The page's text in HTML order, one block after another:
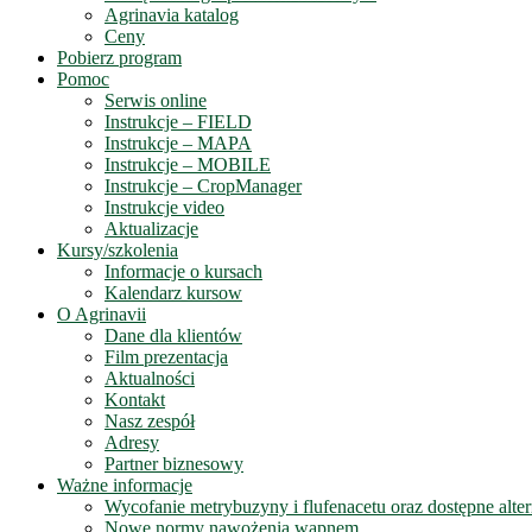
Agrinavia katalog
Ceny
Pobierz program
Pomoc
Serwis online
Instrukcje – FIELD
Instrukcje – MAPA
Instrukcje – MOBILE
Instrukcje – CropManager
Instrukcje video
Aktualizacje
Kursy/szkolenia
Informacje o kursach
Kalendarz kursow
O Agrinavii
Dane dla klientów
Film prezentacja
Aktualności
Kontakt
Nasz zespół
Adresy
Partner biznesowy
Ważne informacje
Wycofanie metrybuzyny i flufenacetu oraz dostępne
Nowe normy nawożenia wapnem